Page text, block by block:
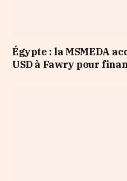
Égypte : la MSMEDA
USD à Fawry pour